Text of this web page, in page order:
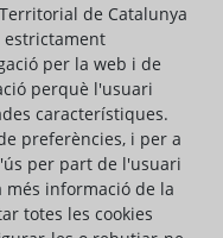
de Catalunya
estrictament
per la web i de
perquè l'usuari
característiques.
preferències, i per a
per part de l'usuari
més informació de la
totes les cookies